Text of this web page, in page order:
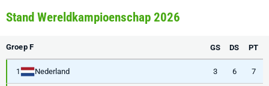
Stand Wereldkampioenschap 2026
Groep F GS DS PT
1 Nederland 3 6 7